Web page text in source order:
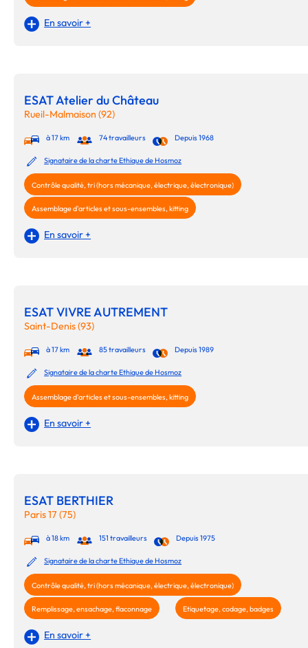
En savoir +
ESAT Atelier du Château
Rueil-Malmaison (92)
à 17 km 74 travailleurs Depuis 1968
Signataire de la charte Ethique de Hosmoz
Contrôle qualité, tri (hors mécanique, électrique, électronique)
Assemblage d'articles et sous-ensembles, kitting
En savoir +
ESAT VIVRE AUTREMENT
Saint-Denis (93)
à 17 km 85 travailleurs Depuis 1989
Signataire de la charte Ethique de Hosmoz
Assemblage d'articles et sous-ensembles, kitting
En savoir +
ESAT BERTHIER
Paris 17 (75)
à 18 km 151 travailleurs Depuis 1975
Signataire de la charte Ethique de Hosmoz
Contrôle qualité, tri (hors mécanique, électrique, électronique)
Remplissage, ensachage, flaconnage Etiquetage, codage, badges
En savoir +